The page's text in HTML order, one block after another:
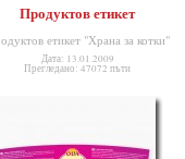
Продуктов етикет
етикет "Храна за котки"
Дата: 13.01.2009
Прегледано: 47072 пъти